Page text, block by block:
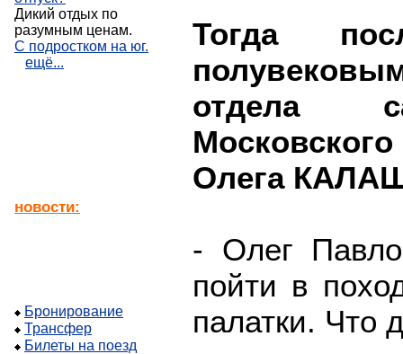
Дикий отдых по
разумным ценам.
С подростком на юг.
ещё...
новости:
Бронирование
Трансфер
Билеты на поезд
Тогда
отдела
Олега
- Олег
пойти в
палатки. Что